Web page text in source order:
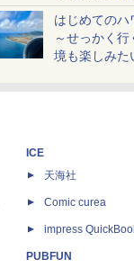
ホとマイナカ
はじめてのハ
～せっかく
境も楽しみた
ICE
天海社
Comic curea
impress
PUBFUN